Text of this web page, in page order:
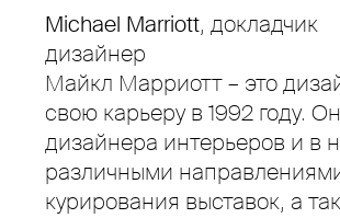
Michael Marriott, докладчик
дизайнер
Майкл Марриотт – это
свою карьеру в 1992 году.
дизайнера интерьеров и в
различными
курирования выставок, а